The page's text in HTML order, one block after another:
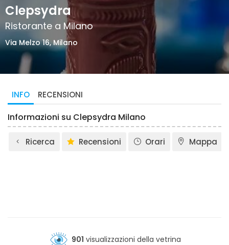
Clepsydra
Ristorante a Milano
Via Melzo 16, Milano
INFO RECENSIONI
Informazioni su Clepsydra Milano
Ricerca Recensioni Orari Mappa
901 visualizzazioni della vetrina